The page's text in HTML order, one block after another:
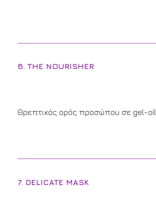
6. THE NOURISHER
Θρεπτικός ορός προσώπου σε gel-oil.
7. DELICATE MASK